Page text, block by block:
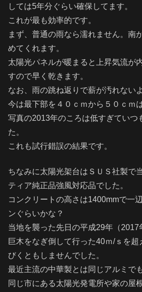
しては5年分ぐらい確保してます。
これが最も効率的です。
まず、普通の雨なら濡れません。南
めてくれます。
太陽光パネルが暖まると上昇気流が
すので早く乾きます。
なお、雨の跳ね返りで薪が汚れない
今は最下部を４０ｃｍから５０ｃｍ
写真の2013年のころは低すぎていつ
た。
これも試行錯誤の結果です。
ちなみに太陽光架台はＳＵＳ社製で
ティア純正品強風対応品でした。
コンクリートの高さは1400mmで一
ンぐらいかな？
当地を襲った先日の平成29年（2017
巨木をなぎ倒して行った40ｍ/ｓを超
びくともしませんでした。
最近主流の中華製とは同じアルミで
同じ市にある太陽光発電所や家の屋